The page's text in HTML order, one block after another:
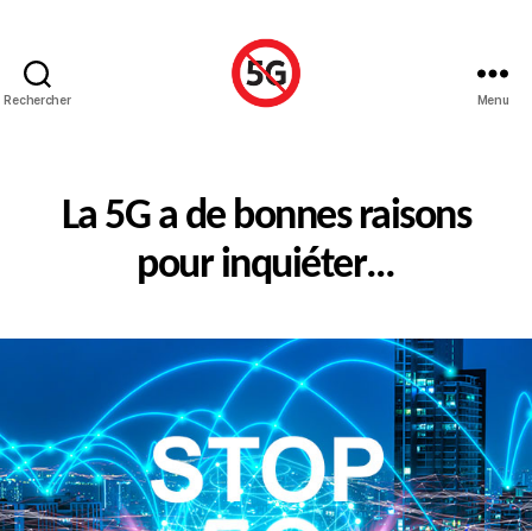
Rechercher Menu
La 5G a de bonnes raisons
pour inquiéter…